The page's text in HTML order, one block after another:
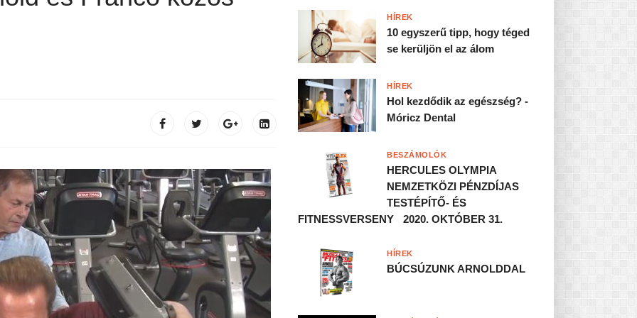
10 egyszerű tipp, hogy téged
se kerüljön el az álom
HÍREK
Hol kezdődik az egészség? -
Móricz Dental
HÍREK
HERCULES OLYMPIA
NEMZETKÖZI PÉNZDÍJAS
TESTÉPÍTŐ- ÉS
FITNESSVERSENY 2020. OKTÓBER 31.
BESZÁMOLÓK
BÚCSÚZUNK ARNOLDDAL
HÍREK